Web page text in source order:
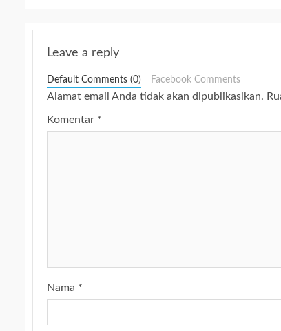
Leave a reply
Default Comments (0) Facebook Comments
Alamat email Anda tidak akan dipublikasikan.
Komentar *
Nama *